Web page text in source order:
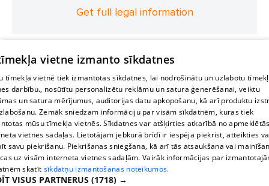
Get full legal information
vietne izmanto sīkdatnes
tīmekļa vietnē tiek izmantotas sīkdatnes, lai nodrošinātu un uzlabotu
darbību., nosūtītu personalizētu reklāmu un satura ģenerēšanai, veiktu
un satura mērījumus, auditorijas datu apkopošanu, kā arī produktu
Zemāk sniedzam informāciju par visām sīkdatnēm, kuras tiek
mūsu tīmekļa vietnēs. Sīkdatnes var atšķirties atkarībā no
vietnes sadaļas. Lietotājam jebkurā brīdī ir iespēja piekrist, atteikties
savu piekrišanu. Piekrišanas sniegšana, kā arī tās atsaukšana vai
uz visām interneta vietnes sadaļām. Vairāk informācijas par
skatīt sīkdatņu izmantošanas noteikumos.
VISUS PARTNERUS (1718) →